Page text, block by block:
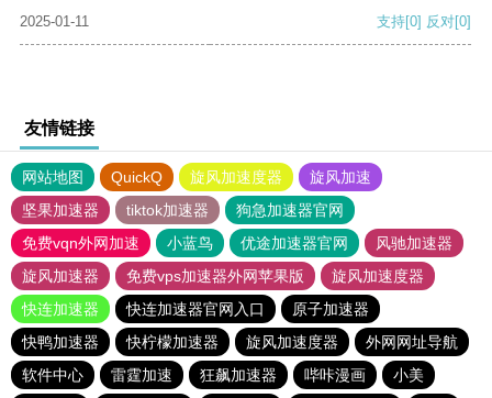
2025-01-11
支持[0] 反对[0]
友情链接
网站地图 QuickQ 旋风加速度器
旋风加速
坚果加速器
tiktok加速器
狗急加速器官网
免费vqn外网加速
小蓝鸟 优途加速器官网
风驰加速器
旋风加速器
免费vps加速器外网苹果版
旋风加速度器
快连加速器
快连加速器官网入口
原子加速器
快鸭加速器
快柠檬加速器 旋风加速度器
外网网址导航
软件中心
雷霆加速 狂飙加速器 哔咔漫画
小美